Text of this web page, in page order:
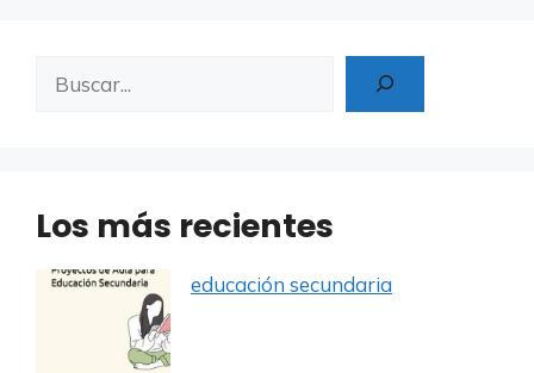
Los más recientes
educación secundaria